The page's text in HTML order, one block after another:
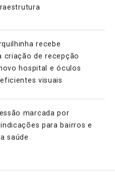
recebe
criação de recepção
hospital e óculos
visuais
marcada por
para bairros e
saúde